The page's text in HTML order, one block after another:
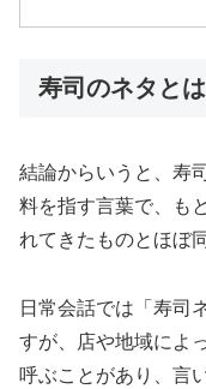
寿司のネタと
結論からいうと、寿
料を指す言葉で、も
れてきたものとほぼ
日常会話では「寿司
すが、店や地域によ
呼ぶことがあり、言